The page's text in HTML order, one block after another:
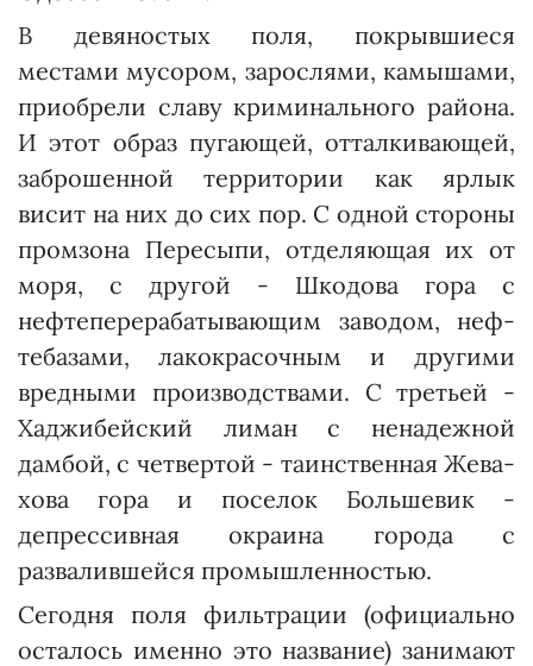
В девяностых поля, покрывшиеся
местами мусором, зарослями, камышами,
приобрели славу криминального района.
И этот образ пугающей, отталкивающей,
заброшенной территории как ярлык
висит на них до сих пор. С одной стороны
промзона Пере­сыпи, отделяющая их от
моря, с другой - Шкодова гора с
нефтеперерабатывающим заводом, неф­
тебазами, лакокрасочным и другими
вредными производст­вами. С третьей -
Хаджибейский лиман с ненадежной
дамбой, с четвертой - таинственная Жева­
хова гора и поселок Большевик -
депрессивная окраина города с
развалившейся промышленнос­тью.
Сегодня поля фильтрации (официально
осталось именно это название) занимают